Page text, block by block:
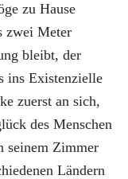
zu Hause
zwei Meter
bleibt, der
ins Existenzielle
zuerst an sich,
des Menschen
seinem Zimmer
Ländern